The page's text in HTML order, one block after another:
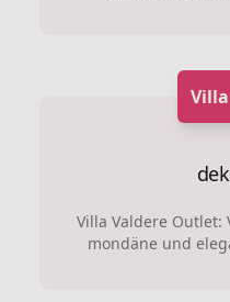
Villa Valdere Outlet:
mondäne und